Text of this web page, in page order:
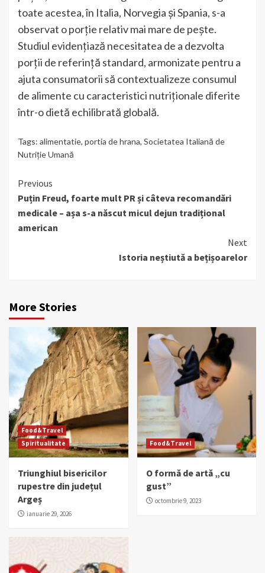
toate acestea, în Italia, Norvegia și Spania, s-a
observat o porție relativ mai mare de pește.
Studiul evidențiază necesitatea de a dezvolta
porții de referință standard, armonizate pentru a
ajuta consumatorii să contextualizeze consumul
de alimente cu caracteristici nutriționale diferite
într-o dietă echilibrată globală.
Tags: alimentatie, portia de hrana, Societatea Italiană de
Nutriție Umană
Continue
Reading
Previous
Puțin Freud, foarte mult PR și câteva recomandări
medicale – așa s-a născut micul dejun tradițional
american
Next
Istoria neștiută a bețișoarelor
More Stories
Food&Travel
Spiritualitate
Triunghiul bisericilor
rupestre din județul
Argeș
ianuarie 29, 2026
Food&Travel
O formă de artă „cu
gust”
octombrie 9, 2023